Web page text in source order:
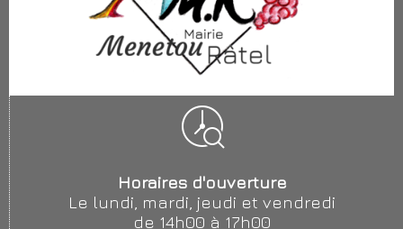
Horaires d'ouverture
Le lundi, mardi, jeudi et vendredi
de 14h00 à 17h00